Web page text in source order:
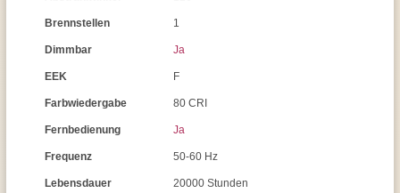
Brennstellen 1
Dimmbar Ja
EEK F
Farbwiedergabe 80 CRI
Fernbedienung Ja
Frequenz 50-60 Hz
Lebensdauer 20000 Stunden